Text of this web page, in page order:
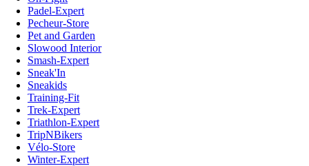
Padel-Expert
Pecheur-Store
Pet and Garden
Slowood Interior
Smash-Expert
Sneak'In
Sneakids
Training-Fit
Trek-Expert
Triathlon-Expert
TripNBikers
Vélo-Store
Winter-Expert